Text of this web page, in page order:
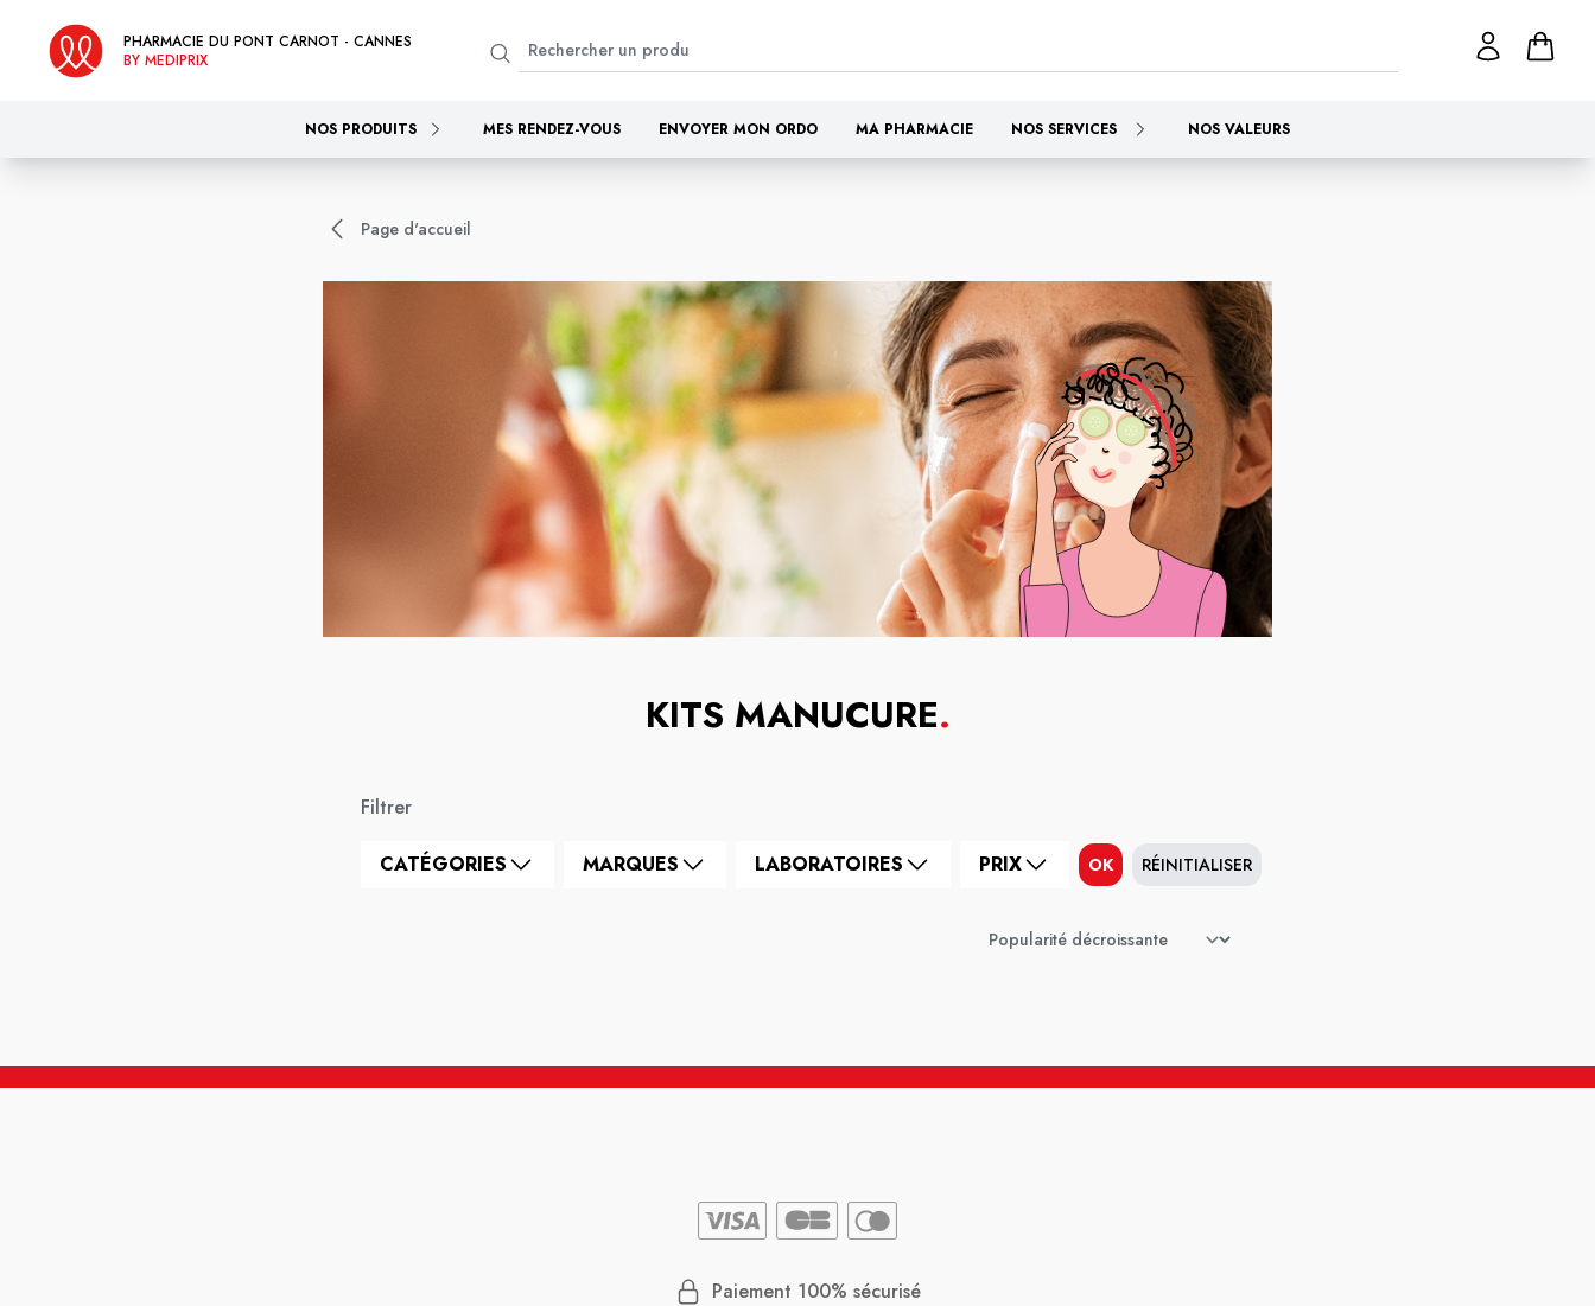
PHARMACIE DU PONT CARNOT - CANNES
BY MEDIPRIX
NOS PRODUITS MES RENDEZ-VOUS ENVOYER MON ORDO MA PHARMACIE NOS SERVICES NOS VALEURS
Page d'accueil
KITS MANUCURE.
Filtrer
CATÉGORIES MARQUES LABORATOIRES PRIX OK RÉINITIALISER
Paiement 100% sécurisé